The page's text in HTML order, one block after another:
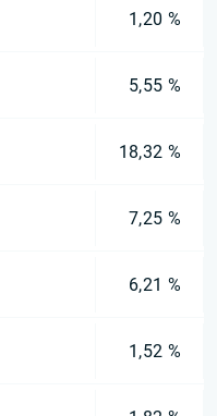
1,20 %
5,55 %
18,32 %
7,25 %
6,21 %
1,52 %